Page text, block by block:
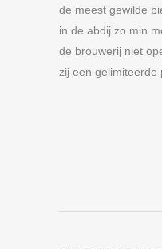
de meest gewilde
in de abdij zo min
de brouwerij niet
zij een gelimiteerde